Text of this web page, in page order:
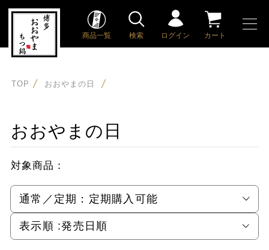
商品一覧 検索 ログイン カート
TOP おおやまの日
おおやまの日
対象商品：
通常／定期： 定期購入可能
表示順 :発売日順